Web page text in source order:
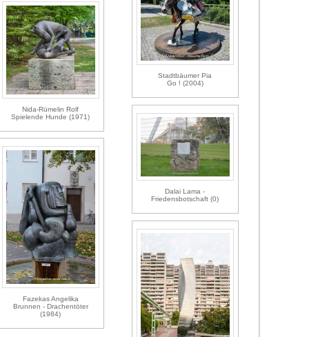
Stadtbäumer Pia
Go ! (2004)
Nida-Rümelin Rolf
Spielende Hunde (1971)
Dalai Lama -
Friedensbotschaft (0)
Fazekas Angelika
Brunnen - Drachentöter
(1984)